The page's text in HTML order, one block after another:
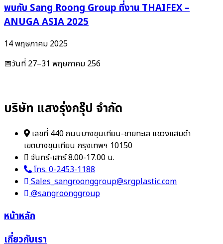
พบกับ Sang Roong Group ที่งาน THAIFEX –
ANUGA ASIA 2025
14 พฤษภาคม 2025
📅วันที่ 27–31 พฤษภาคม 256
บริษัท แสงรุ่งกรุ๊ป จำกัด
เลขที่ 440 ถนนบางขุนเทียน-ชายทะเล แขวงแสมดำ
เขตบางขุนเทียน กรุงเทพฯ 10150
จันทร์-เสาร์ 8.00-17.00 น.
โทร. 0-2453-1188
Sales_sangroonggroup@srgplastic.com
@sangroonggroup
หน้าหลัก
เกี่ยวกับเรา